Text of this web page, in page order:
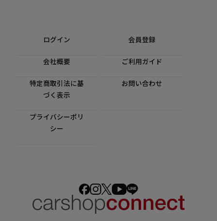
ログイン 会員登録
会社概要 ご利用ガイド
特定商取引法に基
づく表示
お問い合わせ
プライバシーポリ
シー